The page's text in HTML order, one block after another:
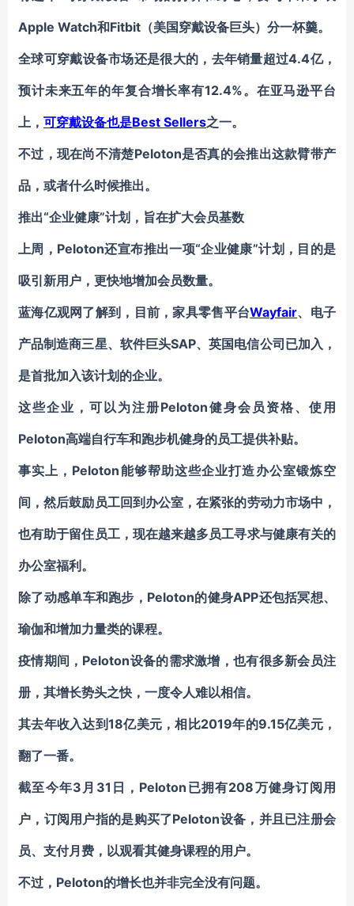
Apple Watch和Fitbit（美国穿戴设备巨头）分一杯羹。
全球可穿戴设备市场还是很大的，去年销量超过4.4亿，
预计未来五年的年复合增长率有12.4%。在亚马逊平台
上， 可穿戴设备也是Best Sellers之一。
不过，现在尚不清楚Peloton是否真的会推出这款臂带产
品，或者什么时候推出。
推出“企业健康”计划，旨在扩大会员基数
上周，Peloton还宣布推出一项“企业健康”计划，目的是
吸引新用户，更快地增加会员数量。
蓝海亿观网了解到，目前，家具零售平台Wayfair、电子
产品制造商三星、软件巨头SAP、英国电信公司已加入，
是首批加入该计划的企业。
这些企业，可以为注册Peloton健身会员资格、使用
Peloton高端自行车和跑步机健身的员工提供补贴。
事实上，Peloton能够帮助这些企业打造办公室锻炼空
间，然后鼓励员工回到办公室，在紧张的劳动力市场中，
也有助于留住员工，现在越来越多员工寻求与健康有关的
办公室福利。
除了动感单车和跑步，Peloton的健身APP还包括冥想、
瑜伽和增加力量类的课程。
疫情期间，Peloton设备的需求激增，也有很多新会员注
册，其增长势头之快，一度令人难以相信。
其去年收入达到18亿美元，相比2019年的9.15亿美元，
翻了一番。
截至今年3月31日，Peloton已拥有208万健身订阅用
户，订阅用户指的是购买了Peloton设备，并且已注册会
员、支付月费，以观看其健身课程的用户。
不过，Peloton的增长也并非完全没有问题。